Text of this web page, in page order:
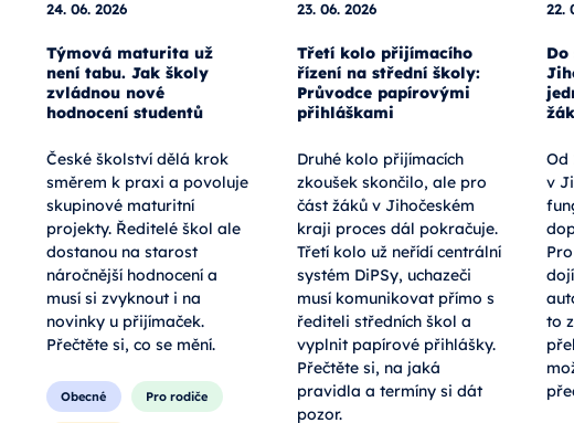
24. 06. 2026
Týmová maturita už
není tabu. Jak školy
zvládnou nové
hodnocení studentů
České školství dělá krok
směrem k praxi a povoluje
skupinové maturitní
projekty. Ředitelé škol ale
dostanou na starost
náročnější hodnocení a
musí si zvyknout i na
novinky u přijímaček.
Přečtěte si, co se mění.
Obecné Pro rodiče
23. 06. 2026
Třetí kolo přijímacího
řízení na střední školy:
Průvodce papírovými
přihláškami
Druhé kolo přijímacích
zkoušek skončilo, ale pro
část žáků v Jihočeském
kraji proces dál pokračuje.
Třetí kolo už neřídí centrální
systém DiPSy, uchazeči
musí komunikovat přímo s
řediteli středních škol a
vyplnit papírové přihlášky.
Přečtěte si, na jaká
pravidla a termíny si dát
pozor.
22.
Do
Od
v
to